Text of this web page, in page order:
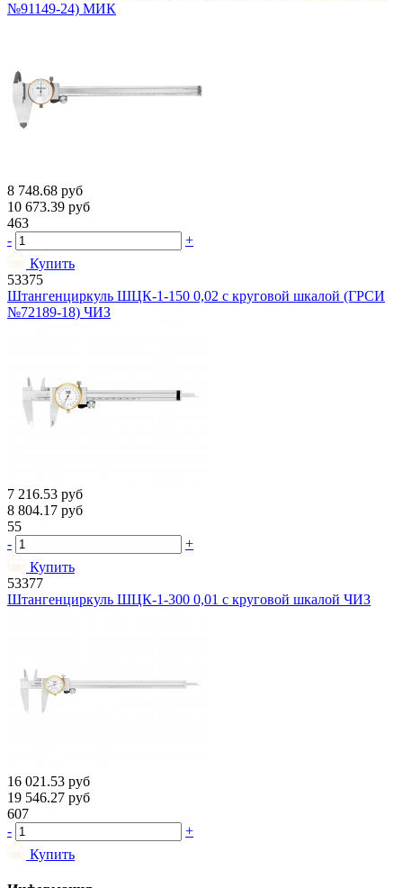
№91149-24) МИК
8 748.68 руб
10 673.39 руб
463
-
+
Купить
53375
Штангенциркуль ШЦК-1-150 0,02 с круговой шкалой (ГРСИ
№72189-18) ЧИЗ
7 216.53 руб
8 804.17 руб
55
-
+
Купить
53377
Штангенциркуль ШЦК-1-300 0,01 с круговой шкалой ЧИЗ
16 021.53 руб
19 546.27 руб
607
-
+
Купить